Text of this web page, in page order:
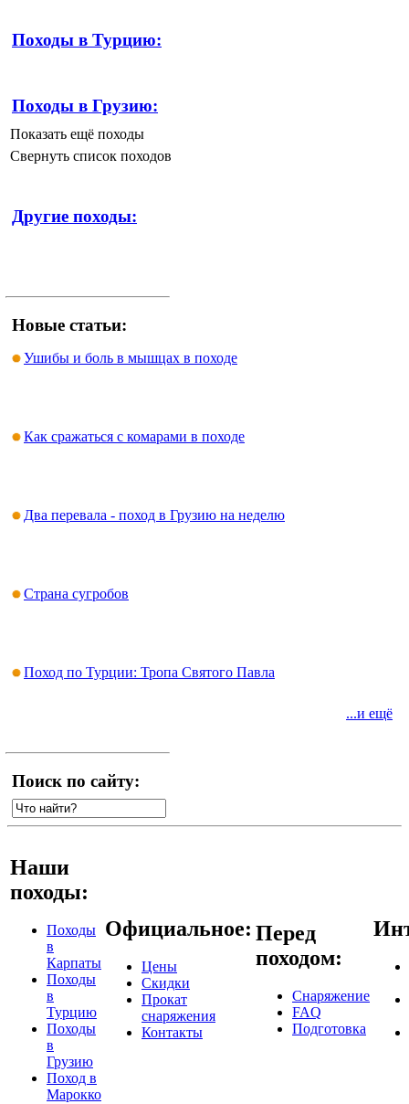
Походы в Турцию:
Походы в Грузию:
Показать ещё походы
Свернуть список походов
Другие походы:
Новые статьи:
Ушибы и боль в мышцах в походе
Как сражаться с комарами в походе
Два перевала - поход в Грузию на неделю
Страна сугробов
Поход по Турции: Тропа Святого Павла
...и ещё
Поиск по сайту:
Наши
походы:
Походы
в
Карпаты
Походы
в
Турцию
Походы
в
Грузию
Поход в
Марокко
Официальное:
Цены
Скидки
Прокат
снаряжения
Контакты
Перед
походом:
Снаряжение
FAQ
Подготовка